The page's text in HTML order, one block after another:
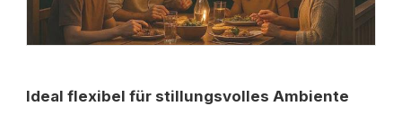
Ideal flexibel für stillungsvolles Ambiente